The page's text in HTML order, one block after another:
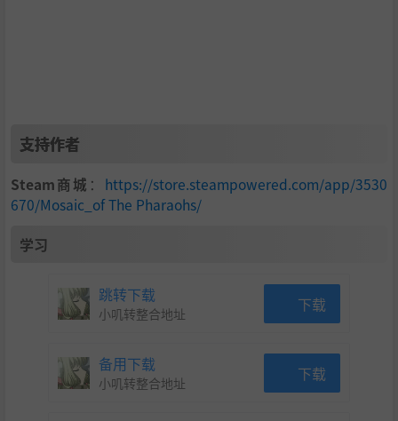
支持作者
Steam商城 ： https://store.steampowered.com/app/3530
670/Mosaic_of The Pharaohs/
学习
跳转下载
小叽转整合地址 下载
备用下载
小叽转整合地址 下载